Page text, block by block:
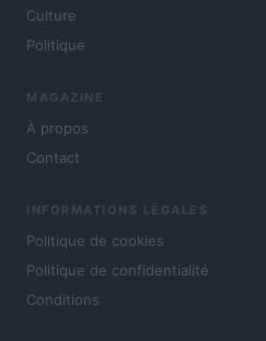
Culture
Politique
MAGAZINE
À propos
Contact
INFORMATIONS LÉGALES
Politique de cookies
Politique de confidentialité
Conditions